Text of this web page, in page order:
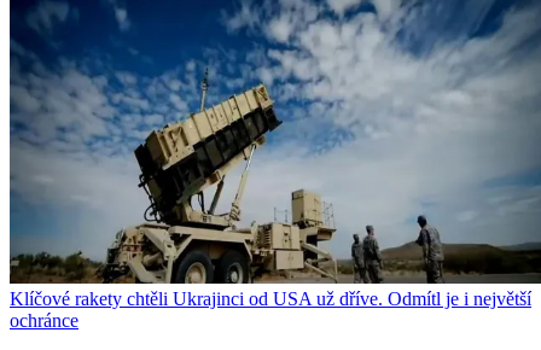
Klíčové rakety chtěli Ukrajinci od USA už dříve. Odmítl je i největší
ochránce